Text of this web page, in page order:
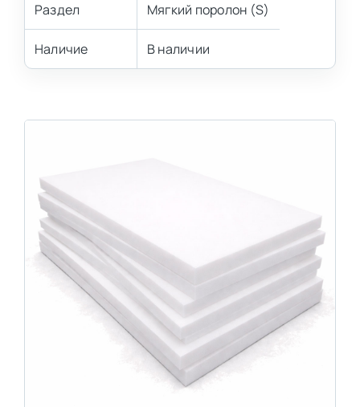
Раздел Мягкий поролон (S)
Наличие В наличии